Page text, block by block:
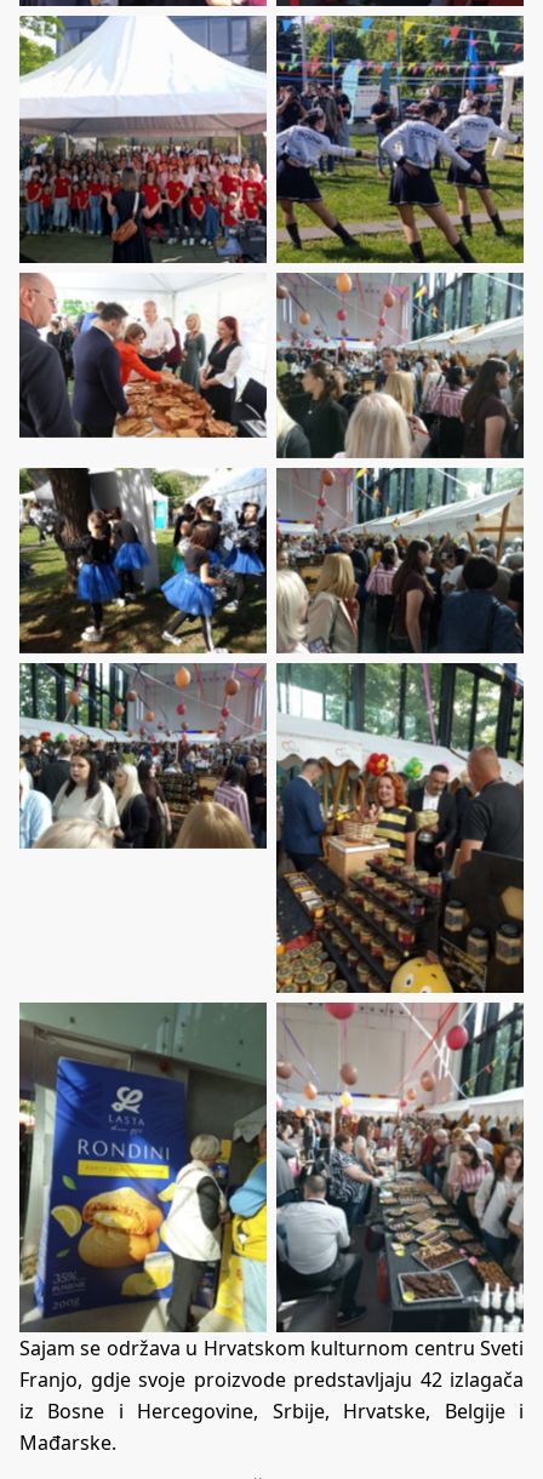
Sajam se održava u Hrvatskom kulturnom centru Sveti
Franjo, gdje svoje proizvode predstavljaju 42 izlagača
iz Bosne i Hercegovine, Srbije, Hrvatske, Belgije i
Mađarske.